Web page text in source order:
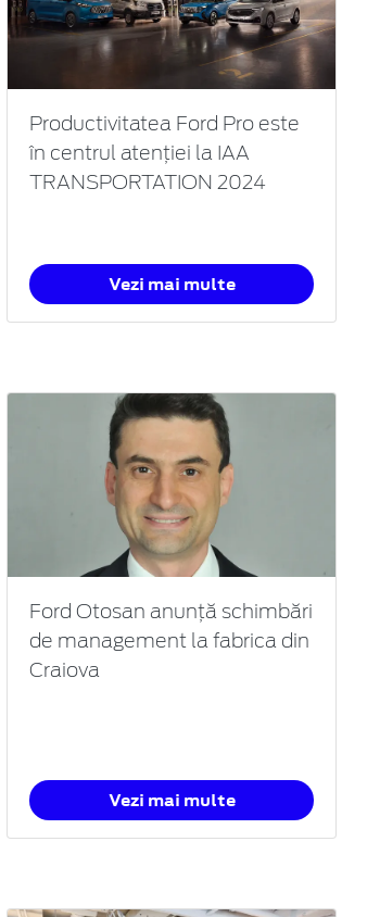
Productivitatea Ford Pro este
în centrul atenției la IAA
TRANSPORTATION 2024
Vezi mai multe
Ford Otosan anunță schimbări
de management la fabrica din
Craiova
Vezi mai multe